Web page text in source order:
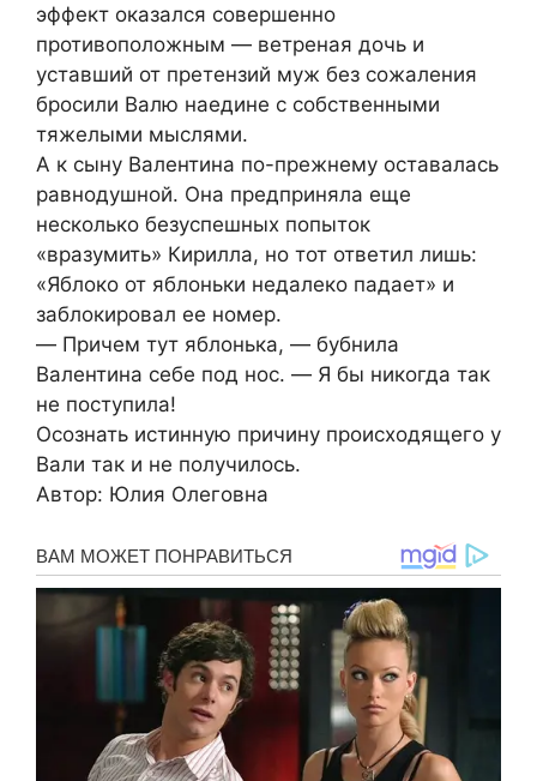
эффект оказался совершенно
противоположным ― ветреная дочь и
уставший от претензий муж без сожаления
бросили Валю наедине с собственными
тяжелыми мыслями.
А к сыну Валентина по-прежнему оставалась
равнодушной. Она предприняла еще
несколько безуспешных попыток
«вразумить» Кирилла, но тот ответил лишь:
«Яблоко от яблоньки недалеко падает» и
заблокировал ее номер.
― Причем тут яблонька, ― бубнила
Валентина себе под нос. ― Я бы никогда так
не поступила!
Осознать истинную причину происходящего у
Вали так и не получилось.
Автор: Юлия Олеговна